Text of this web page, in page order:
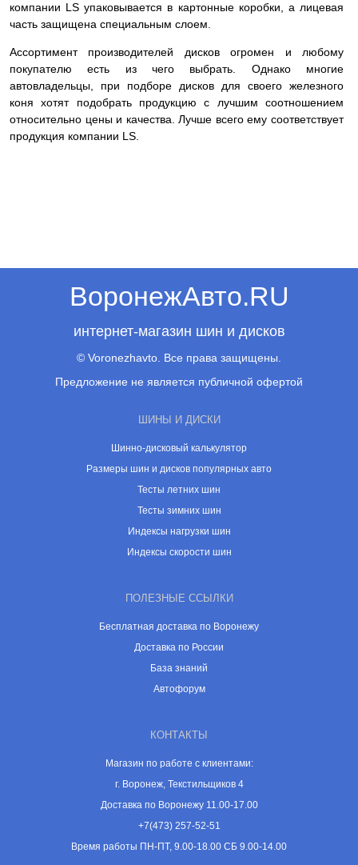
компании LS упаковывается в картонные коробки, а лицевая
часть защищена специальным слоем.
Ассортимент производителей дисков огромен и любому
покупателю есть из чего выбрать. Однако многие
автовладельцы, при подборе дисков для своего железного
коня хотят подобрать продукцию с лучшим соотношением
относительно цены и качества. Лучше всего ему соответствует
продукция компании LS.
ВоронежАвто.RU
интернет-магазин шин и дисков
© Voronezhavto. Все права защищены.
Предложение не является публичной офертой
ШИНЫ И ДИСКИ
Шинно-дисковый калькулятор
Размеры шин и дисков популярных авто
Тесты летних шин
Тесты зимних шин
Индексы нагрузки шин
Индексы скорости шин
ПОЛЕЗНЫЕ ССЫЛКИ
Бесплатная доставка по Воронежу
Доставка по России
База знаний
Автофорум
КОНТАКТЫ
Магазин по работе с клиентами:
г. Воронеж, Текстильщиков 4
Доставка по Воронежу 11.00-17.00
+7(473) 257-52-51
Время работы ПН-ПТ, 9.00-18.00 СБ 9.00-14.00